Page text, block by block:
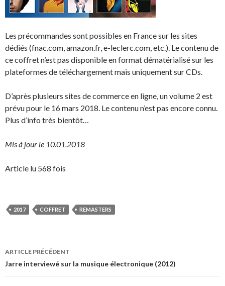
Les précommandes sont possibles en France sur les sites
dédiés (fnac.com, amazon.fr, e-leclerc.com, etc.). Le contenu de
ce coffret n’est pas disponible en format dématérialisé sur les
plateformes de téléchargement mais uniquement sur CDs.
D’après plusieurs sites de commerce en ligne, un volume 2 est
prévu pour le 16 mars 2018. Le contenu n’est pas encore connu.
Plus d’info très bientôt…
Mis à jour le 10.01.2018
Article lu 568 fois
2017 COFFRET REMASTERS
Navigation
des
ARTICLE PRÉCÉDENT
Jarre interviewé sur la musique électronique (2012)